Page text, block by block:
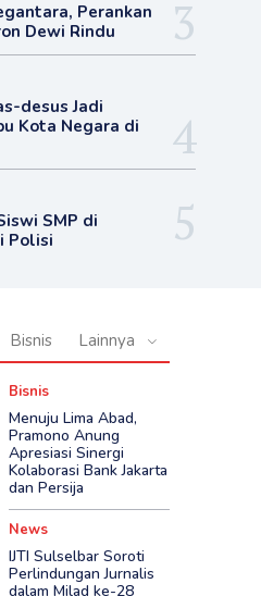
Perankan
Dewi Rindu
desus Jadi
Kota Negara di
SMP di
Polisi
Bisnis Lainnya
Bisnis
Menuju Lima Abad,
Pramono Anung
Apresiasi Sinergi
Kolaborasi Bank Jakarta
dan Persija
News
IJTI Sulselbar Soroti
Perlindungan Jurnalis
dalam Milad ke-28